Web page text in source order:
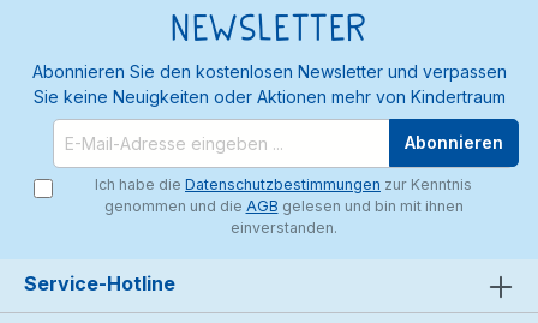
Newsletter
Abonnieren Sie den kostenlosen Newsletter und verpassen
Sie keine Neuigkeiten oder Aktionen mehr von Kindertraum
Abonnieren
Ich habe die Datenschutzbestimmungen zur Kenntnis
genommen und die AGB gelesen und bin mit ihnen
einverstanden.
Service-Hotline